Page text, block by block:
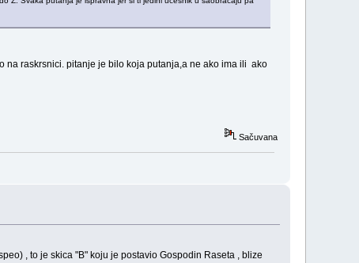
na raskrsnici. pitanje je bilo koja putanja,a ne ako ima ili ako
Sačuvana
, to je skica "B" koju je postavio Gospodin Raseta , blize